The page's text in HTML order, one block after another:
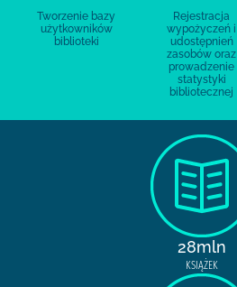
Tworzenie bazy
użytkowników
biblioteki
Rejestracja
wypożyczeń i
udostępnień
zasobów oraz
prowadzenie
statystyki
bibliotecznej
28mln
KSIĄŻEK